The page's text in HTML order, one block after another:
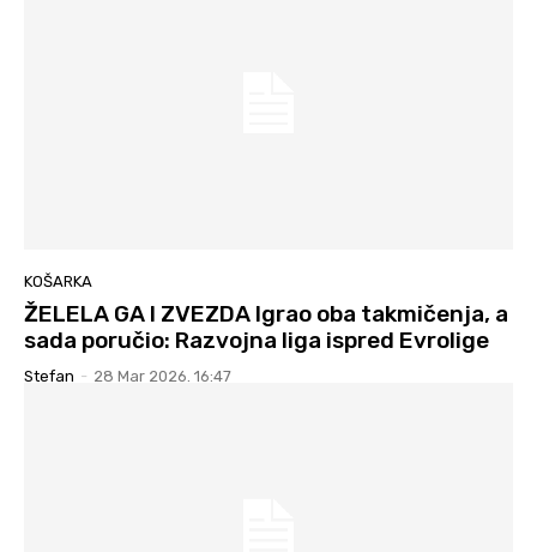
KOŠARKA
ŽELELA GA I ZVEZDA Igrao oba takmičenja, a
sada poručio: Razvojna liga ispred Evrolige
Stefan - 28 Mar 2026. 16:47